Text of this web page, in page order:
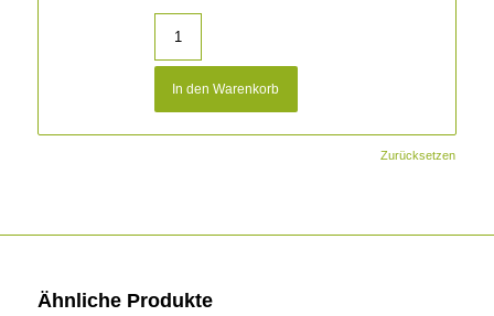
Zurücksetzen
In den Warenkorb
Ähnliche Produkte